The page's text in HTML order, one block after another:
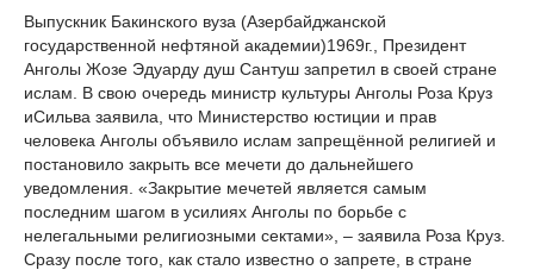
Выпускник Бакинского вуза (Азербайджанской
государственной нефтяной академии)1969г., Президент
Анголы Жозе Эдуарду душ Сантуш запретил в своей стране
ислам. В свою очередь министр культуры Анголы Роза Круз
иСильва заявила, что Министерство юстиции и прав
человека Анголы объявило ислам запрещённой религией и
постановило закрыть все мечети до дальнейшего
уведомления. «Закрытие мечетей является самым
последним шагом в усилиях Анголы по борьбе с
нелегальными религиозными сектами», – заявила Роза Круз.
Сразу после того, как стало известно о запрете, в стране